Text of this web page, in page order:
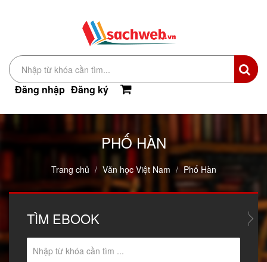
Đăng nhập Đăng ký
PHỐ HÀN
Trang chủ Văn học Việt Nam Phố Hàn
TÌM EBOOK